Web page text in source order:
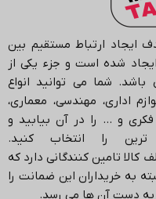
ایجاد ارتباط مستقیم بین
شده است و جزء یکی از
باشد. شما می توانید انواع
اداری، مهندسی، معماری،
و … را در آن بیابید و
را انتخاب کنید.
کالا تامین کنندگانی دارد که
به خریداران این ضمانت را
به دست آن ها می رسد.